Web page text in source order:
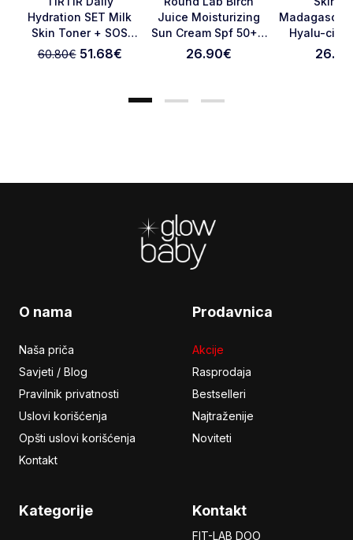
Pošaljite pregled
Hydration SET Milk
Skin Toner + SOS
Serum
60.80€ 51.68€
Juice Moisturizing
Sun Cream Spf 50+ -
50 Ml
26.90€
Madagascar
Hyalu-cica
75ml
26.90
O nama
Naša priča
Savjeti / Blog
Pravilnik privatnosti
Uslovi korišćenja
Opšti uslovi korišćenja
Kontakt
Prodavnica
Akcije
Rasprodaja
Bestselleri
Najtraženije
Noviteti
Kategorije Kontakt
FIT-LAB DOO